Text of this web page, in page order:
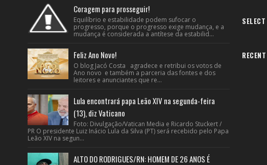
Coragem para prosseguir!
Equilíbrio e estabilidade podem sufocar o
progresso, porque o progresso exige mudança, e a
mudança é considerada a antítese da estabilid...
Feliz Ano Novo!
O blog Jacó Costa agradece e retribui os votos de
Ano novo e também a parceria das fontes e dos
leitores e anunciantes que re...
Lula encontrará papa Leão XIV na segunda-feira
(13), diz Vaticano
Foto: Divulgação/Vatican Media e Ricardo Stuckert /
PR O presidente Luiz Inácio Lula da Silva (PT) será recebido pelo Papa
Leão XIV na segun...
ALTO DO RODRIGUES/RN: HOMEM DE 26 ANOS É